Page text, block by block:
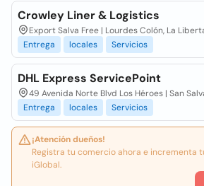
Crowley Liner & Logistics
Export Salva Free | Lourdes Colón, La
Entrega
locales Servicios
DHL Express ServicePoint
49 Avenida Norte Blvd Los Héroes | San
Entrega
locales Servicios
¡Atención dueños!
Registra tu comercio ahora e incrementa
iGlobal.